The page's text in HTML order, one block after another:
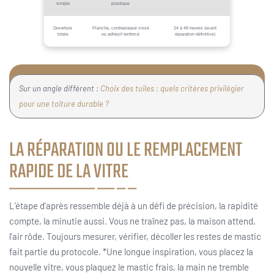
simple
plastique
Ouverture
totale
Planche, contreplaqué vissé
ou adhésif renforcé
24 à 48 heures (avant
réparation définitive)
Sur un angle différent : Choix des tuiles : quels critères privilégier
pour une toiture durable ?
LA RÉPARATION OU LE REMPLACEMENT
RAPIDE DE LA VITRE
L’étape d’après ressemble déjà à un défi de précision, la rapidité
compte, la minutie aussi. Vous ne traînez pas, la maison attend,
l’air rôde. Toujours mesurer, vérifier, décoller les restes de mastic
fait partie du protocole. *Une longue inspiration, vous placez la
nouvelle vitre, vous plaquez le mastic frais, la main ne tremble